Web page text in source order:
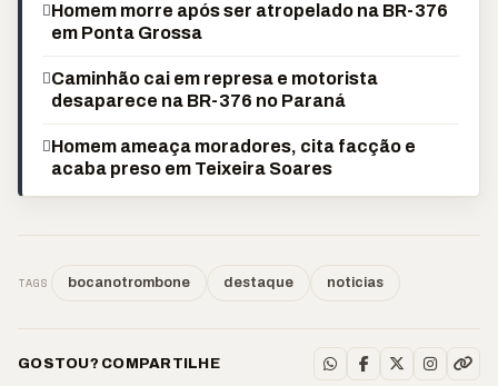
Homem morre após ser atropelado na BR-376
em Ponta Grossa
Caminhão cai em represa e motorista
desaparece na BR-376 no Paraná
Homem ameaça moradores, cita facção e
acaba preso em Teixeira Soares
TAGS bocanotrombone destaque noticias
GOSTOU? COMPARTILHE